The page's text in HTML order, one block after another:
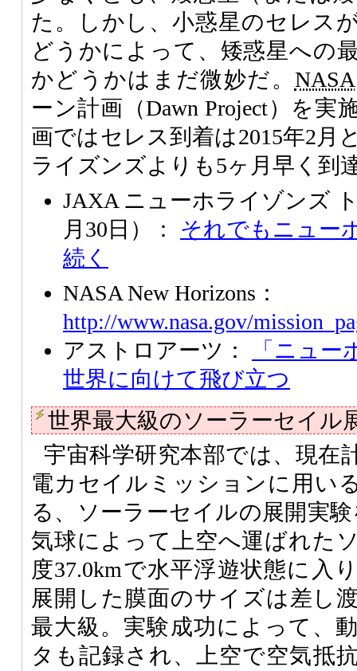
た。しかし、小惑星のセレス
どうかによって、矮惑星への
かどうかはまだ微妙だ。 NASA
ーン計画（Dawn Project）を実
画ではセレス到着は2015年2月
ライズンズよりも5ヶ月早く到
JAXA ニューホライゾンズ
月30日）： それでもニュー
続く
NASA New Horizons：
http://www.nasa.gov/
アストロアーツ：
「ニュ
世界に向けて飛び立つ
世界最大級のソーラーセイル
宇宙科学研究本部では、現在
電カセイルミッションに用い
る、ソーラーセイルの展開実
気球によって上空へ運ばれた
度37.0kmで水平浮遊状態に入
展開した膜面のサイズは差し
最大級。実験成功によって、
タも記録され、上空で空気抵